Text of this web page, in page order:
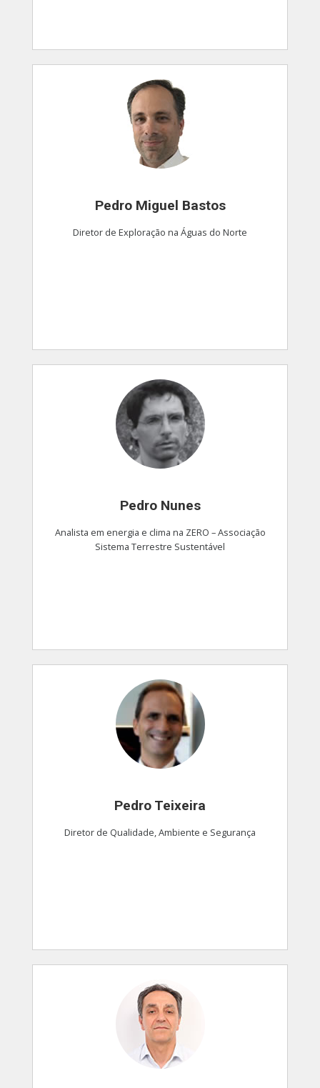
Pedro Miguel Bastos
Diretor de Exploração na Águas do Norte
Pedro Nunes
Analista em energia e clima na ZERO – Associação
Sistema Terrestre Sustentável
Pedro Teixeira
Diretor de Qualidade, Ambiente e Segurança